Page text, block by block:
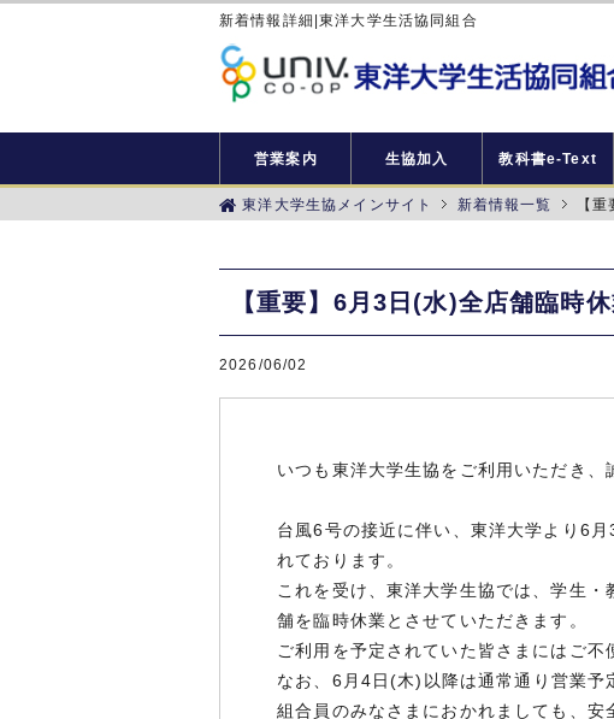
新着情報詳細|東洋大学生活協同組合
営業案内 生協加入 教科書e-Text
東洋大学生協メインサイト 新着情報一覧 【重
【重要】6月3日(水)全店舗臨時
2026/06/02
いつも東洋大学生協をご利用いただき、
台風6号の接近に伴い、東洋大学より6
れております。
これを受け、東洋大学生協では、学生
舗を臨時休業とさせていただきます。
ご利用を予定されていた皆さまにはご不
なお、6月4日(木)以降は通常通り営業予
組合員のみなさまにおかれましても、安